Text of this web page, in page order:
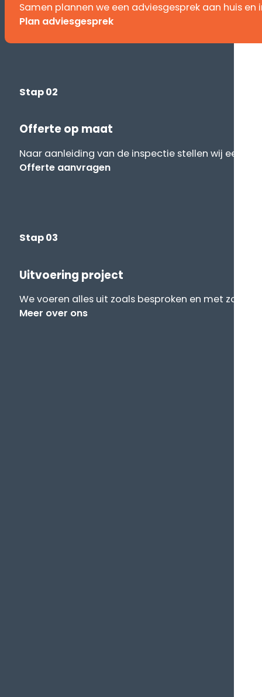
Samen plannen we een adviesgesprek aan huis
Plan adviesgesprek
Stap 02
Offerte op maat
Naar aanleiding van de inspectie stellen wij een
Offerte aanvragen
Stap 03
Uitvoering project
We voeren alles uit zoals besproken en met zo
Meer over ons